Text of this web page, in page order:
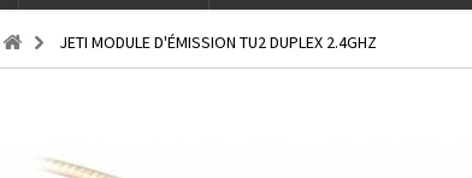
JETI MODULE D'ÉMISSION TU2 DUPLEX 2.4GHZ